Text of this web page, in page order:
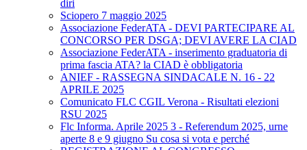
diri
Sciopero 7 maggio 2025
Associazione FederATA - DEVI PARTECIPARE AL
CONCORSO PER DSGA; DEVI AVERE LA CIAD
Associazione FederATA - inserimento graduatoria di
prima fascia ATA? la CIAD è obbligatoria
ANIEF - RASSEGNA SINDACALE N. 16 - 22
APRILE 2025
Comunicato FLC CGIL Verona - Risultati elezioni
RSU 2025
Flc Informa. Aprile 2025 3 - Referendum 2025, urne
aperte 8 e 9 giugno Su cosa si vota e perché